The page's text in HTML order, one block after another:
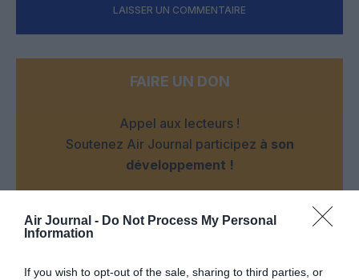
Air Journal - Do Not Process My Personal
Information
If you wish to opt-out of the sale, sharing to third parties, or
LAISSER UN COMMENTAIRE
FAIRE UN DON
Appel aux lecteurs !
Soutenez Air Journal participez à son
développement !
NOUS SOUTENIR